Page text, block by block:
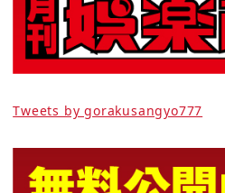
Tweets by gorakusangyo777